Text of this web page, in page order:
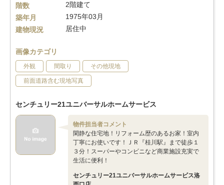
階数
2階建て
築年月
1975年03月
建物現況
居住中
画像カテゴリ
外観 間取り その他現地
前面道路含む現地写真
センチュリー21ユニバーサルホームサービス
物件担当者コメント
閑静な住宅地！リフォーム歴のあるお家！室内
丁寧にお使いです！ＪＲ『桂川駅』まで徒歩１
３分！スーパーやコンビニなど商業施設充実で
生活に便利！
センチュリー21ユニバーサルホームサービス洛